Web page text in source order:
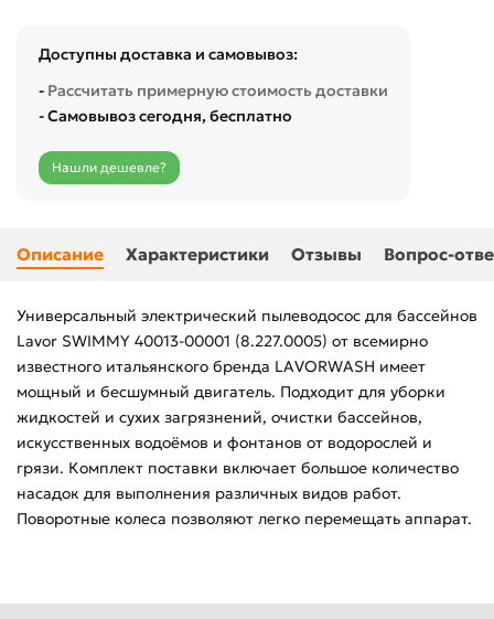
Доступны доставка и самовывоз:
- Рассчитать примерную стоимость доставки
- Самовывоз сегодня, бесплатно
Нашли дешевле?
Описание Характеристики Отзывы Вопрос-
Универсальный электрический пылеводосос для бассейнов
Lavor SWIMMY 40013-00001 (8.227.0005) от всемирно
известного итальянского бренда LAVORWASH имеет
мощный и бесшумный двигатель. Подходит для уборки
жидкостей и сухих загрязнений, очистки бассейнов,
искусственных водоёмов и фонтанов от водорослей и
грязи. Комплект поставки включает большое количество
насадок для выполнения различных видов работ.
Поворотные колеса позволяют легко перемещать аппарат.